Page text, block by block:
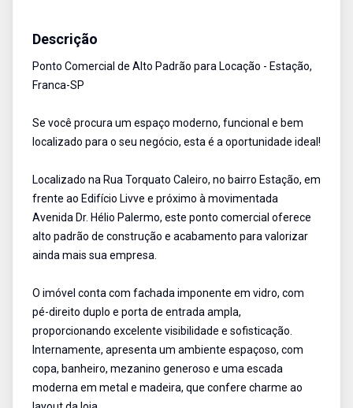
Descrição
Ponto Comercial de Alto Padrão para Locação - Estação,
Franca-SP
Se você procura um espaço moderno, funcional e bem
localizado para o seu negócio, esta é a oportunidade ideal!
Localizado na Rua Torquato Caleiro, no bairro Estação, em
frente ao Edifício Livve e próximo à movimentada
Avenida Dr. Hélio Palermo, este ponto comercial oferece
alto padrão de construção e acabamento para valorizar
ainda mais sua empresa.
O imóvel conta com fachada imponente em vidro, com
pé-direito duplo e porta de entrada ampla,
proporcionando excelente visibilidade e sofisticação.
Internamente, apresenta um ambiente espaçoso, com
copa, banheiro, mezanino generoso e uma escada
moderna em metal e madeira, que confere charme ao